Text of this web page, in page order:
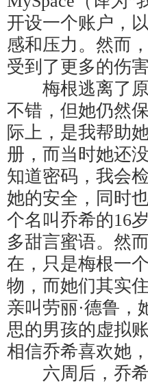
开设一个账户，
感和压力。然而
受到了更多的伤害
梅根逃离了原
不错，但她仍然
际上，是我帮助
册，而当时她还
知道密码，我会
她的安全，同时
个名叫乔希的16
多甜言蜜语。然
在，只是梅根一
物，而她们其实
亲叫劳丽·德鲁，
思的男孩的虚拟
相信乔希喜欢她
六周后，乔希